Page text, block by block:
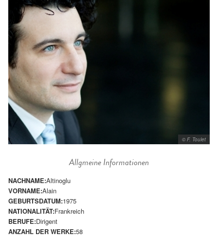
© F. Toulet
Allgmeine Informationen
NACHNAME:Altinoglu
VORNAME:Alain
GEBURTSDATUM:1975
NATIONALITÄT:Frankreich
BERUFE:Dirigent
ANZAHL DER WERKE:58